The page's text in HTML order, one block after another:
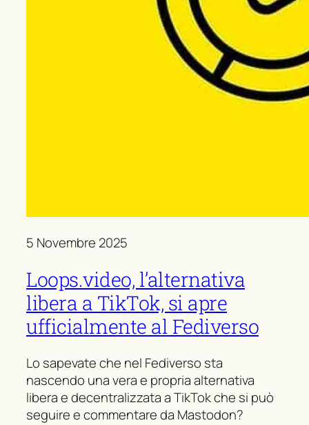
5 Novembre 2025
Loops.video, l’alternativa
libera a TikTok, si apre
ufficialmente al Fediverso
Lo sapevate che nel Fediverso sta
nascendo una vera e propria alternativa
libera e decentralizzata a TikTok che si può
seguire e commentare da Mastodon?